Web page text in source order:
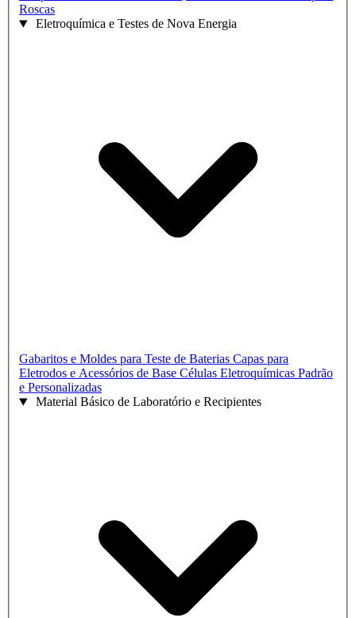
Roscas
Eletroquímica e Testes de Nova Energia
Gabaritos e Moldes para Teste de Baterias Capas para
Eletrodos e Acessórios de Base Células Eletroquímicas Padrão
e Personalizadas
Material Básico de Laboratório e Recipientes